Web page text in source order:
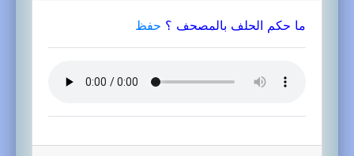
ما حكم الحلف بالمصحف ؟ حفظ